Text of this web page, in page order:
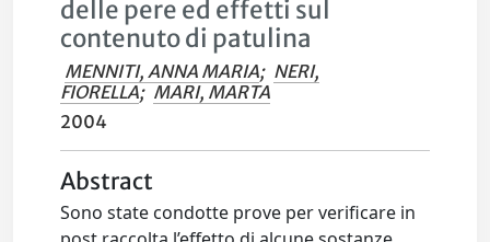
delle pere ed effetti sul
contenuto di patulina
MENNITI, ANNA MARIA; NERI,
FIORELLA; MARI, MARTA
2004
Abstract
Sono state condotte prove per verificare in